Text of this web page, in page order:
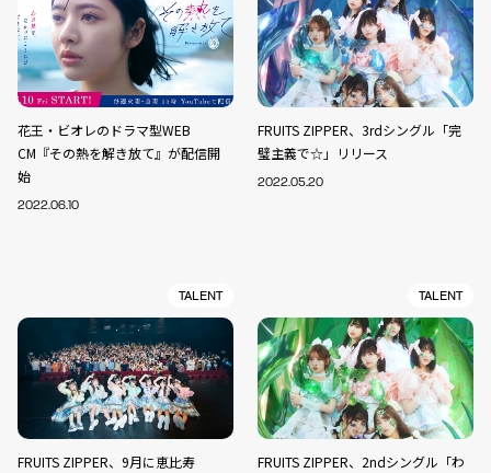
花王・ビオレのドラマ型WEB
CM『その熱を解き放て』が配信開
始
2022.06.10
FRUITS ZIPPER、3rdシングル「完
璧主義で☆」リリース
2022.05.20
TALENT
FRUITS ZIPPER、9月に恵比寿
TALENT
FRUITS ZIPPER、2ndシングル「わ